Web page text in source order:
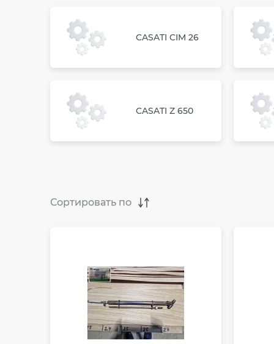
CASATI CIM 26
CASATI Z 650